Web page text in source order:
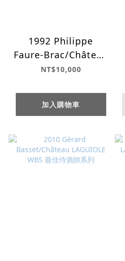
1992 Philippe
Faure-Brac/Château
LAGUIOLE WBS 最佳
NT$10,000
加入購物車